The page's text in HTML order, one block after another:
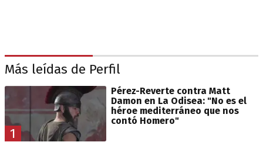
Más leídas de Perfil
1
Pérez-Reverte contra Matt
Damon en La Odisea: "No es el
héroe mediterráneo que nos
contó Homero"